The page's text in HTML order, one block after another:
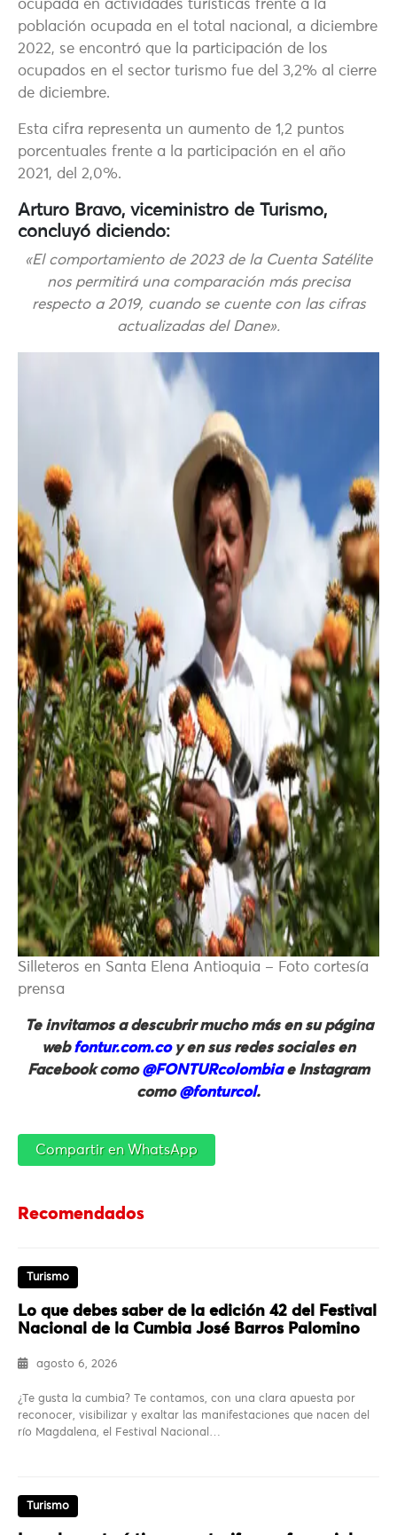
ocupada en actividades turísticas frente a la
población ocupada en el total nacional, a diciembre
2022, se encontró que la participación de los
ocupados en el sector turismo fue del 3,2% al cierre
de diciembre.
Esta cifra representa un aumento de 1,2 puntos
porcentuales frente a la participación en el año
2021, del 2,0%.
Arturo Bravo, viceministro de Turismo,
concluyó diciendo:
«El comportamiento de 2023 de la Cuenta Satélite
nos permitirá una comparación más precisa
respecto a 2019, cuando se cuente con las cifras
actualizadas del Dane».
Silleteros en Santa Elena Antioquia – Foto cortesía
prensa
Te invitamos a descubrir mucho más en su página
webfontur.com.co y en sus redes sociales en
Facebook como@FONTURcolombia e Instagram
como@fonturcol.
Compartir en WhatsApp
Recomendados
Turismo
Lo que debes saber de la edición 42 del Festival
Nacional de la Cumbia José Barros Palomino
agosto 6, 2026
¿Te gusta la cumbia? Te contamos, con una clara apuesta por
reconocer, visibilizar y exaltar las manifestaciones que nacen del
río Magdalena, el Festival Nacional…
Turismo